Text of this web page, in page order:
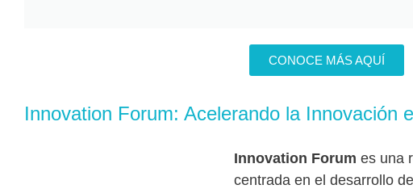
CONOCE MÁS AQUÍ
Innovation Forum: Acelerando la Innovación
Innovation Forum es una
centrada en el desarrollo